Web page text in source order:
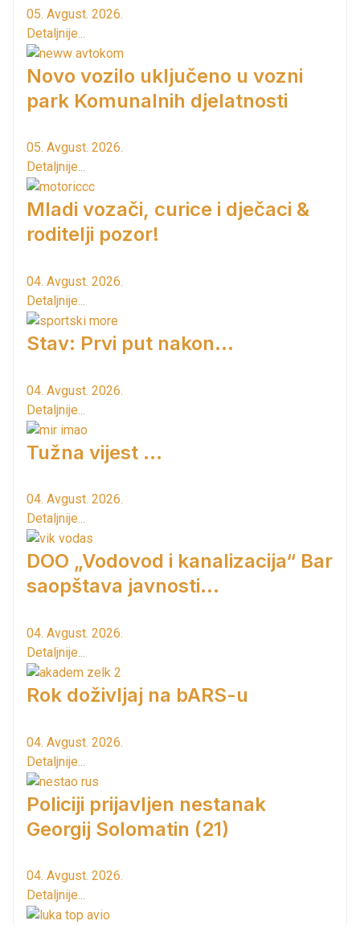
05. Avgust. 2026.
Detaljnije...
Novo vozilo uključeno u vozni
park Komunalnih djelatnosti
05. Avgust. 2026.
Detaljnije...
Mladi vozači, curice i dječaci &
roditelji pozor!
04. Avgust. 2026.
Detaljnije...
Stav: Prvi put nakon…
04. Avgust. 2026.
Detaljnije...
Tužna vijest ...
04. Avgust. 2026.
Detaljnije...
DOO „Vodovod i kanalizacija“ Bar
saopštava javnosti...
04. Avgust. 2026.
Detaljnije...
Rok doživljaj na bARS-u
04. Avgust. 2026.
Detaljnije...
Policiji prijavljen nestanak
Georgij Solomatin (21)
04. Avgust. 2026.
Detaljnije...